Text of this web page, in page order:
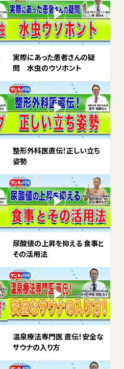
実際にあった患者さんの疑
問 水虫のウソホント
整形外科医直伝！正しい立ち
姿勢
尿酸値の上昇を抑える 食事と
その活用法
温泉療法専門医 直伝！安全な
サウナの入り方